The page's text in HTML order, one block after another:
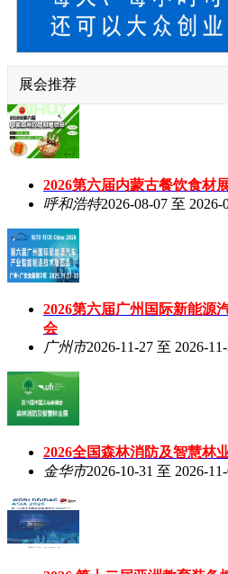
展会推荐
2026第六届内蒙古餐饮食材
呼和浩特2026-08-07 至 2026-
2026第六届广州国际新能源
会
广州市2026-11-27 至 2026-
2026全国森林消防及智慧林
金华市2026-10-31 至 2026-